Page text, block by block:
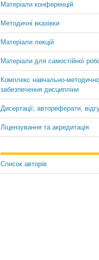
Матеріали конференцій
Методичні вказівки
Матеріали лекцій
Матеріали для самостійної
Комплекс навчально-
забезпечення дисципліни
Дисертації, автореферати,
Ліцензування та акредитація
Список авторів